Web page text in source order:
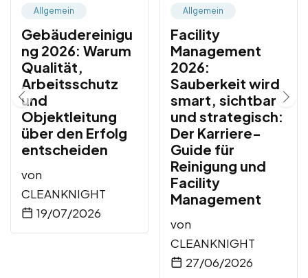
Allgemein
Gebäudereinigu
ng 2026: Warum
Qualität,
Arbeitsschutz
und
Objektleitung
über den Erfolg
entscheiden
von
CLEANKNIGHT
19/07/2026
Allgemein
Facility
Management
2026:
Sauberkeit wird
smart, sichtbar
und strategisch:
Der Karriere-
Guide für
Reinigung und
Facility
Management
von
CLEANKNIGHT
27/06/2026